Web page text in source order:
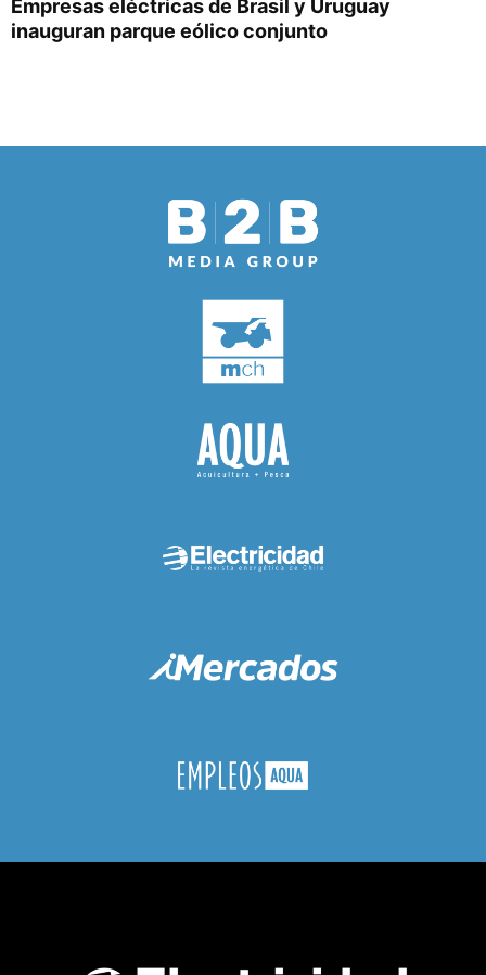
Empresas eléctricas de Brasil y Uruguay
inauguran parque eólico conjunto